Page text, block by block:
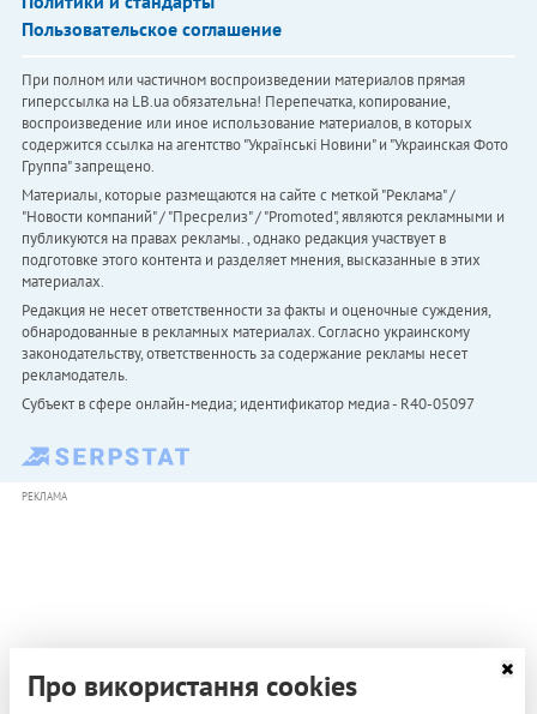
Пользовательское соглашение
При полном или частичном воспроизведении материалов прямая
гиперссылка на LB.ua обязательна! Перепечатка, копирование,
воспроизведение или иное использование материалов, в которых
содержится ссылка на агентство "Українськi Новини" и "Украинская Фото
Группа" запрещено.
Материалы, которые размещаются на сайте с меткой "Реклама" /
"Новости компаний" / "Пресрелиз" / "Promoted", являются рекламными и
публикуются на правах рекламы. , однако редакция участвует в
подготовке этого контента и разделяет мнения, высказанные в этих
материалах.
Редакция не несет ответственности за факты и оценочные суждения,
обнародованные в рекламных материалах. Согласно украинскому
законодательству, ответственность за содержание рекламы несет
рекламодатель.
Субъект в сфере онлайн-медиа; идентификатор медиа - R40-05097
РЕКЛАМА
Про використання cookies